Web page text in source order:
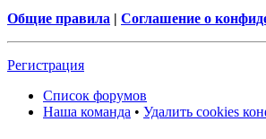
Общие правила | Соглашение о
Регистрация
Список форумов
Наша команда • Удалить cookies